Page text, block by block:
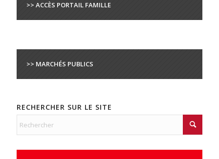
>> ACCÈS PORTAIL FAMILLE
>> MARCHÉS PUBLICS
RECHERCHER SUR LE SITE